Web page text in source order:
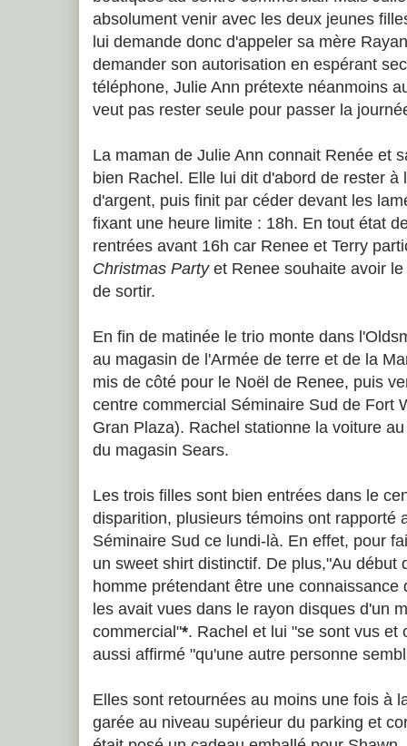
absolument venir avec les deux jeunes
lui demande donc d'appeler sa mère
demander son autorisation en espérant
téléphone, Julie Ann prétexte néanmoins
veut pas rester seule pour passer la
La maman de Julie Ann connait Renée et
bien Rachel. Elle lui dit d'abord de rester à
d'argent, puis finit par céder devant les
fixant une heure limite : 18h. En tout état
rentrées avant 16h car Renee et Terry
Christmas Partyet Renee souhaite avoir
de sortir.
En fin de matinée le trio monte dans
au magasin de l'Armée de terre et de la
mis de côté pour le Noël de Renee, puis
centre commercial Séminaire Sud de Fort
Gran Plaza). Rachel stationne la voiture
du magasin Sears.
Les trois filles sont bien entrées dans le
disparition, plusieurs témoins ont rapporté
Séminaire Sud ce lundi-là. En effet, pour
un sweet shirt distinctif. De plus,"Au début
homme prétendant être une
les avait vues dans le rayon disques d'un
commercial"*. Rachel et lui "se sont vus et
aussi affirmé "qu'une autre personne
Elles sont retournées au moins une fois à
garée au niveau supérieur du parking et